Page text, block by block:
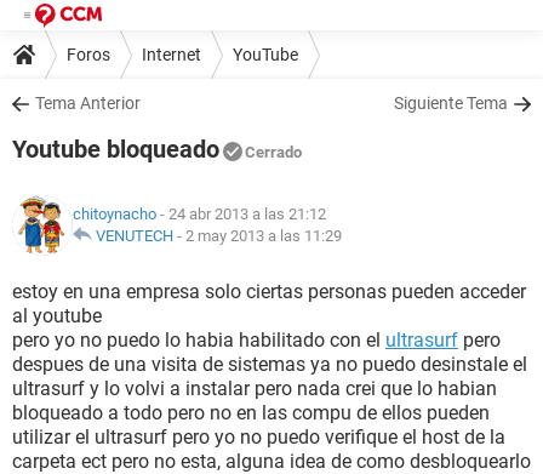
Foros Internet YouTube
Tema Anterior Siguiente Tema
Youtube bloqueado Cerrado
chitoynacho - 24 abr 2013 a las 21:12
VENUTECH - 2 may 2013 a las 11:29
estoy en una empresa solo ciertas personas pueden acceder
al youtube
pero yo no puedo lo habia habilitado con el ultrasurf pero
despues de una visita de sistemas ya no puedo desinstale el
ultrasurf y lo volvi a instalar pero nada crei que lo habian
bloqueado a todo pero no en las compu de ellos pueden
utilizar el ultrasurf pero yo no puedo verifique el host de la
carpeta ect pero no esta, alguna idea de como desbloquearlo